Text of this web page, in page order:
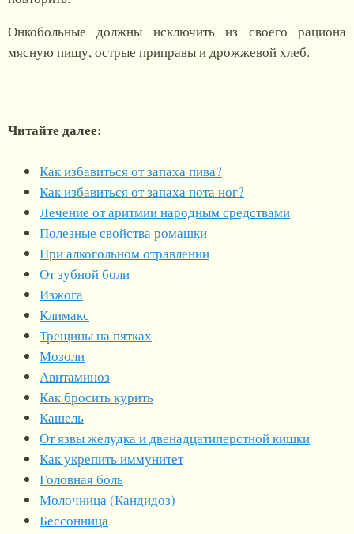
Онкобольные должны исключить из своего рациона
мясную пищу, острые приправы и дрожжевой хлеб.
Читайте далее:
Как избавиться от запаха пива?
Как избавиться от запаха пота ног?
Лечение от аритмии народным средствами
Полезные свойства ромашки
При алкогольном отравлении
От зубной боли
Изжога
Климакс
Трещины на пятках
Мозоли
Авитаминоз
Как бросить курить
Кашель
От язвы желудка и двенадцатиперстной кишки
Как укрепить иммунитет
Головная боль
Молочница (Кандидоз)
Бессонница